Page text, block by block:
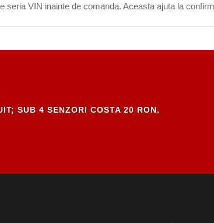
seria VIN inainte de comanda. Aceasta ajuta la
SUB 4 SENZORI COSTA 20 RON.